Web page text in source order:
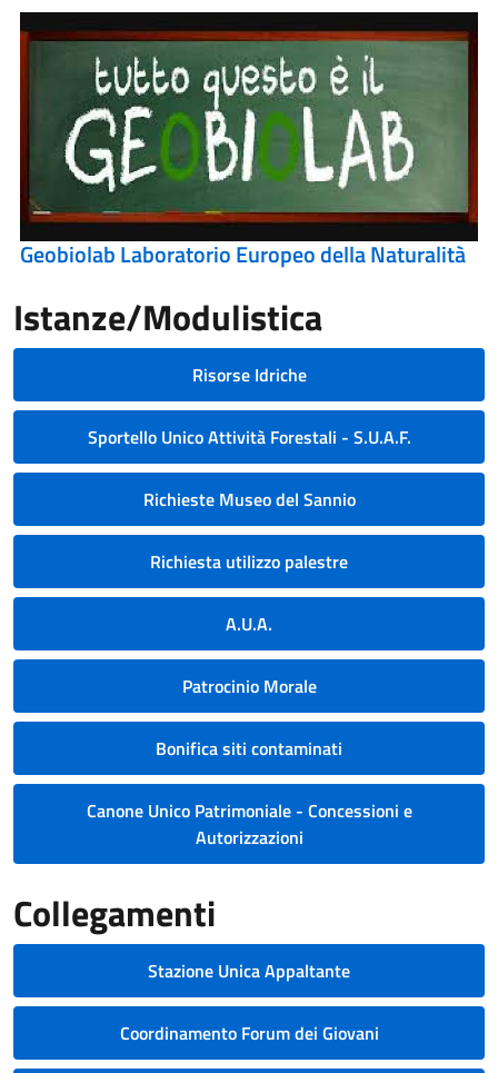
Geobiolab Laboratorio Europeo della Naturalità
Istanze/Modulistica
Risorse Idriche
Sportello Unico Attività Forestali - S.U.A.F.
Richieste Museo del Sannio
Richiesta utilizzo palestre
A.U.A.
Patrocinio Morale
Bonifica siti contaminati
Canone Unico Patrimoniale - Concessioni e
Autorizzazioni
Collegamenti
Stazione Unica Appaltante
Coordinamento Forum dei Giovani